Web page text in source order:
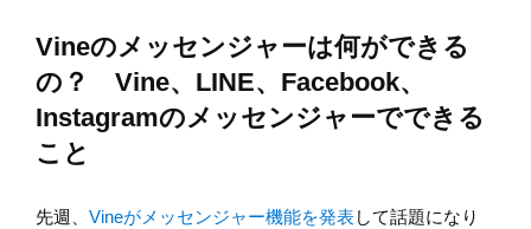
Vineのメッセンジャーは何ができる
の？ Vine、LINE、Facebook、
Instagramのメッセンジャーでできる
こと
先週、 Vineがメッセンジャー機能を発表して話題になり